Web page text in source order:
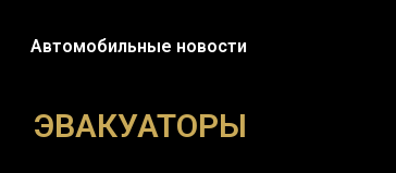
Автомобильные новости
ЭВАКУАТОРЫ